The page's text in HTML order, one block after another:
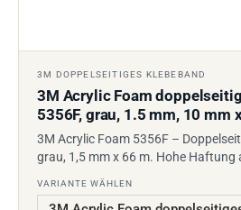
3M DOPPELSEITIGES KLEBEBAND
3M Acrylic Foam
5356F, grau, 1.5 mm, 10 mm
3M Acrylic Foam 5356F –
grau, 1,5 mm x 66 m. Hohe Haftung
VARIANTE WÄHLEN